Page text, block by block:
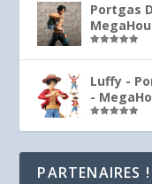
Portgas
Luffy -
-
PARTENAIRES !